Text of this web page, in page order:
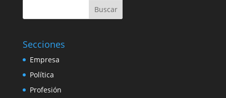
Buscar
Secciones
Empresa
Política
Profesión